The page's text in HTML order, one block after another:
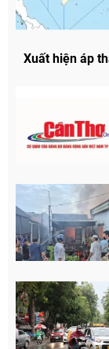
Xuất hiện áp